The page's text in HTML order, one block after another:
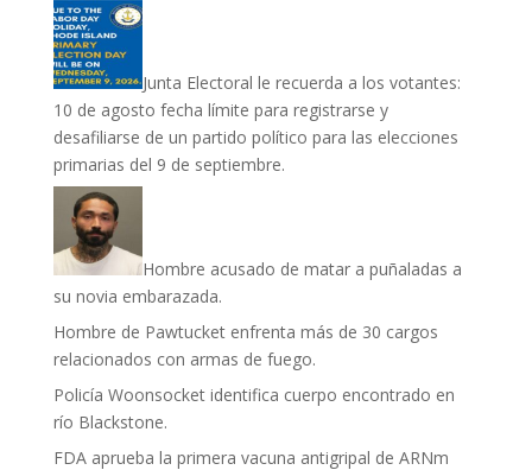
Junta Electoral le recuerda a los votantes:
10 de agosto fecha límite para registrarse y
desafiliarse de un partido político para las elecciones
primarias del 9 de septiembre.
Hombre acusado de matar a puñaladas a
su novia embarazada.
Hombre de Pawtucket enfrenta más de 30 cargos
relacionados con armas de fuego.
Policía Woonsocket identifica cuerpo encontrado en
río Blackstone.
FDA aprueba la primera vacuna antigripal de ARNm